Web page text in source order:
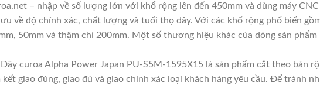
– nhập về số lượng lớn với khổ rộng lên đến 450mm và dùng máy
về độ chính xác, chất lượng và tuổi thọ dây. Với các khổ rộng phổ biến
50mm và thậm chí 200mm. Một số thương hiệu khác của dòng sản phẩm
curoa Alpha Power Japan PU-S5M-1595X15 là sản phẩm cắt theo bản
giao đúng, giao đủ và giao chính xác loại khách hàng yêu cầu. Để tránh